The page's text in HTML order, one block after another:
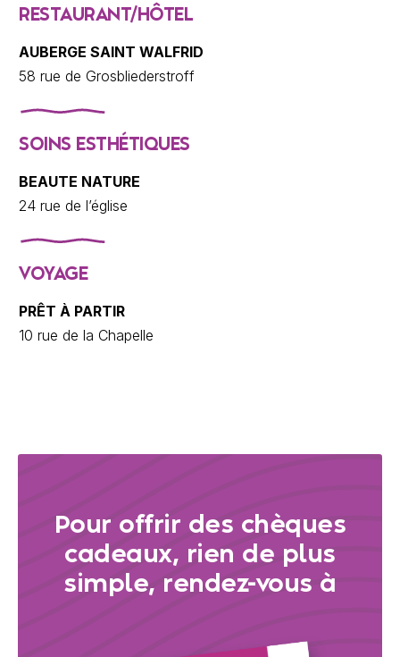
RESTAURANT/HÔTEL
AUBERGE SAINT WALFRID
58 rue de Grosbliederstroff
SOINS ESTHÉTIQUES
BEAUTE NATURE
24 rue de l’église
VOYAGE
PRÊT À PARTIR
10 rue de la Chapelle
Pour offrir des chèques
cadeaux, rien de plus
simple, rendez-vous à